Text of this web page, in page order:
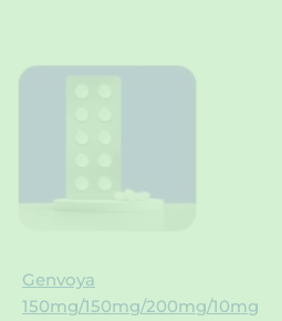
Genvoya
150mg/150mg/200mg/10mg